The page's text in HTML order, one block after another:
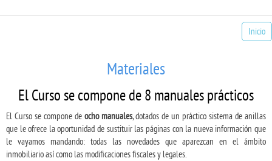
Inicio
Materiales
El Curso se compone de 8 manuales prácticos
El Curso se compone de ocho manuales, dotados de un práctico sistema de anillas
que le ofrece la oportunidad de sustituir las páginas con la nueva información que
le vayamos mandando: todas las novedades que aparezcan en el ámbito
inmobiliario así como las modificaciones fiscales y legales.